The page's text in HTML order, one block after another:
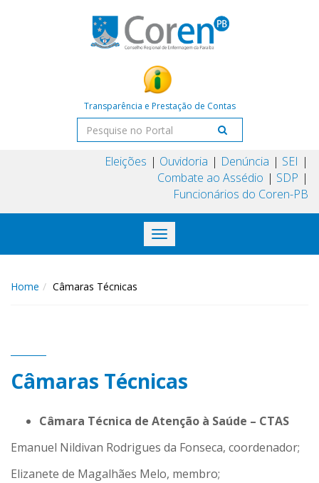
Transparência e Prestação de Contas
Eleições Ouvidoria Denúncia
SEI
Combate ao Assédio
SDP
Funcionários do Coren-PB
Toggle
navigation
Home Câmaras Técnicas
Câmaras Técnicas
Câmara Técnica de Atenção à Saúde – CTAS
Emanuel Nildivan Rodrigues da Fonseca, coordenador;
Elizanete de Magalhães Melo, membro;